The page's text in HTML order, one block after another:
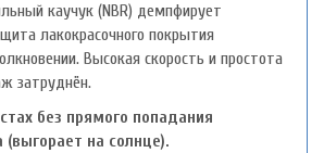
каучук (NBR) демпфирует
лакокрасочного покрытия
Высокая скорость и простота
затруднён.
без прямого попадания
(выгорает на солнце).